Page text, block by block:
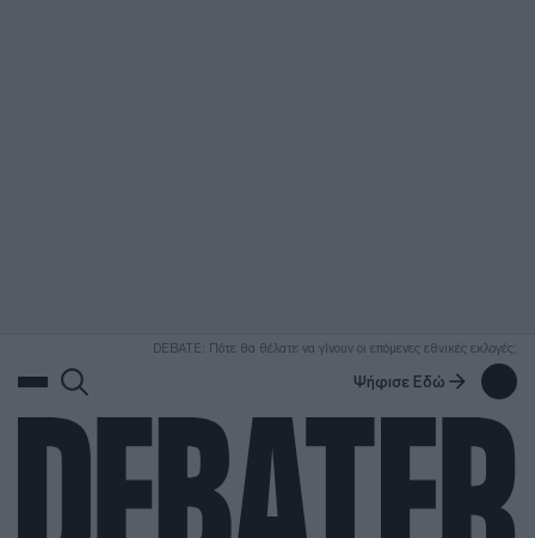
DEBATE: Πότε θα θέλατε να γίνουν οι επόμενες εθνικές εκλογές;
Ψήφισε Εδώ